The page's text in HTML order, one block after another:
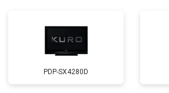
PDP-SX4280D